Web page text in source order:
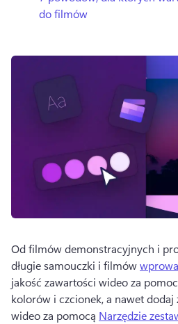
do filmów
Od filmów demonstracyjnych i
długie samouczki i filmów
jakość zawartości wideo za
kolorów i czcionek, a nawet
wideo za pomocą Narzędzie